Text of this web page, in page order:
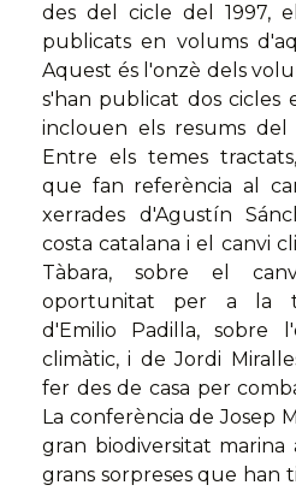
des del cicle del 1997,
publicats en volums
Aquest és l'onzè dels
s'han publicat dos cicles
inclouen els resums
Entre els temes
que fan referència al
xerrades d'Agustín
costa catalana i el canvi
Tàbara, sobre el
oportunitat per a la
d'Emilio Padilla, sobre
climàtic, i de Jordi
fer des de casa per
La conferència de Josep
gran biodiversitat
grans sorpreses que han